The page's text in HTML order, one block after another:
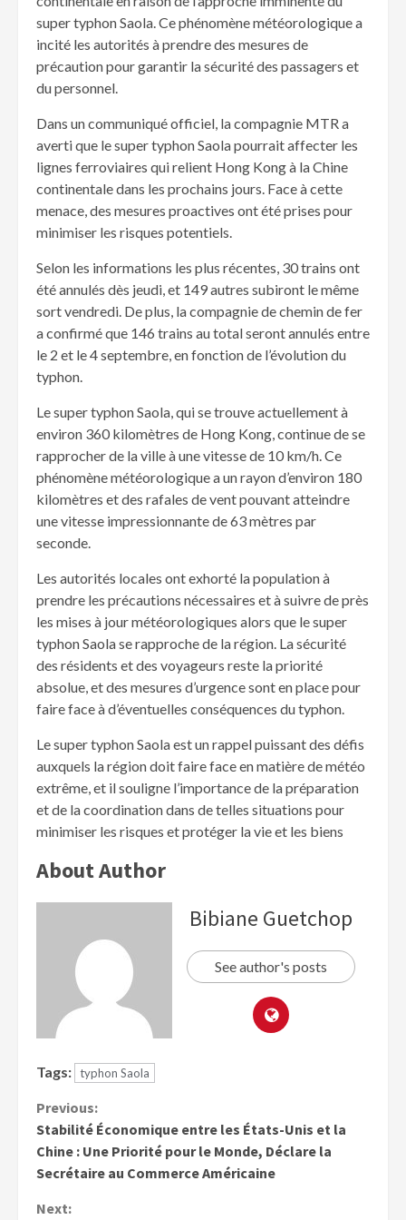
super typhon Saola. Ce phénomène météorologique a
incité les autorités à prendre des mesures de
précaution pour garantir la sécurité des passagers et
du personnel.
Dans un communiqué officiel, la compagnie MTR a
averti que le super typhon Saola pourrait affecter les
lignes ferroviaires qui relient Hong Kong à la Chine
continentale dans les prochains jours. Face à cette
menace, des mesures proactives ont été prises pour
minimiser les risques potentiels.
Selon les informations les plus récentes, 30 trains ont
été annulés dès jeudi, et 149 autres subiront le même
sort vendredi. De plus, la compagnie de chemin de fer
a confirmé que 146 trains au total seront annulés entre
le 2 et le 4 septembre, en fonction de l’évolution du
typhon.
Le super typhon Saola, qui se trouve actuellement à
environ 360 kilomètres de Hong Kong, continue de se
rapprocher de la ville à une vitesse de 10 km/h. Ce
phénomène météorologique a un rayon d’environ 180
kilomètres et des rafales de vent pouvant atteindre
une vitesse impressionnante de 63 mètres par
seconde.
Les autorités locales ont exhorté la population à
prendre les précautions nécessaires et à suivre de près
les mises à jour météorologiques alors que le super
typhon Saola se rapproche de la région. La sécurité
des résidents et des voyageurs reste la priorité
absolue, et des mesures d’urgence sont en place pour
faire face à d’éventuelles conséquences du typhon.
Le super typhon Saola est un rappel puissant des défis
auxquels la région doit faire face en matière de météo
extrême, et il souligne l’importance de la préparation
et de la coordination dans de telles situations pour
minimiser les risques et protéger la vie et les biens
About Author
Bibiane Guetchop
See author's posts
Tags: typhon Saola
Previous:
Stabilité Économique entre les États-Unis et la
Chine : Une Priorité pour le Monde, Déclare la
Secrétaire au Commerce Américaine
Next: